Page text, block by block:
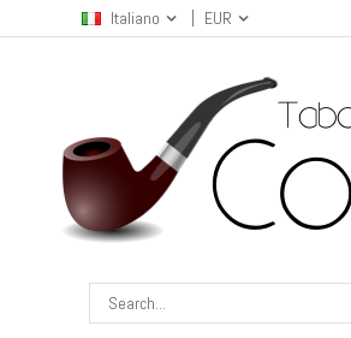
Italiano EUR